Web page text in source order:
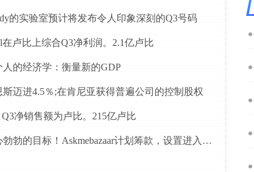
的实验室预计将发布令人印象深刻的Q3号码
在卢比上综合Q3净利润。2.1亿卢比
人的经济学：衡量新的GDP
斯迈进4.5％;在肯尼亚获得普遍公司的控制股权
净销售额为卢比。215亿卢比
雄心勃勃的目标！Askmebazaar计划筹款，设置进入“独角兽”俱乐部